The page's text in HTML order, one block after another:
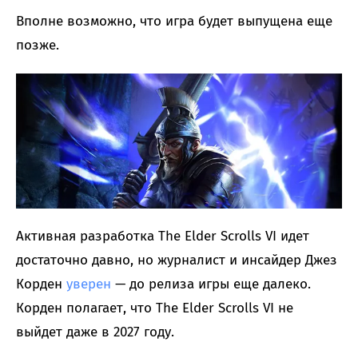
Вполне возможно, что игра будет выпущена еще
позже.
Активная разработка The Elder Scrolls VI идет
достаточно давно, но журналист и инсайдер Джез
Корден уверен — до релиза игры еще далеко.
Корден полагает, что The Elder Scrolls VI не
выйдет даже в 2027 году.